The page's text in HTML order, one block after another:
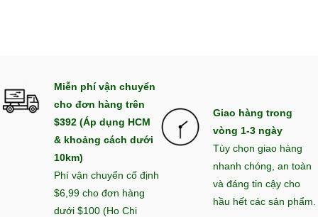
Miễn phí vận chuyển
cho đơn hàng trên
$392 (Áp dụng HCM
& khoảng cách dưới
10km)
Phí vận chuyển cố định
$6,99 cho đơn hàng
dưới $100 (Ho Chi
Giao hàng trong
vòng 1-3 ngày
Tùy chọn giao hàng
nhanh chóng, an toàn
và đáng tin cậy cho
hầu hết các sản phẩm.